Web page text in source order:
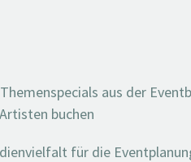
Themenspecials aus der
Artisten buchen
für die